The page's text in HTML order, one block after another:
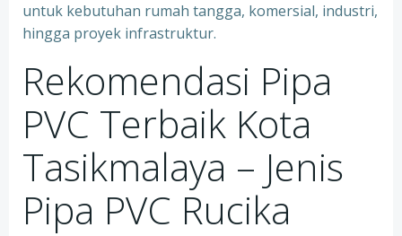
untuk kebutuhan rumah tangga, komersial, industri,
hingga proyek infrastruktur.
Rekomendasi Pipa
PVC Terbaik Kota
Tasikmalaya – Jenis
Pipa PVC Rucika